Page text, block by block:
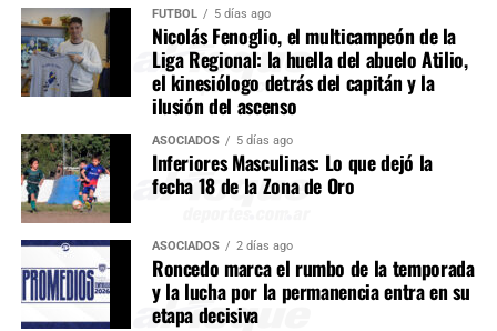
FÚTBOL 5 días ago
Nicolás Fenoglio, el multicampeón de la
Liga Regional: la huella del abuelo Atilio,
el kinesiólogo detrás del capitán y la
ilusión del ascenso
ASOCIADOS 5 días ago
Inferiores Masculinas: Lo que dejó la
fecha 18 de la Zona de Oro
ASOCIADOS 2 días ago
Roncedo marca el rumbo de la temporada
y la lucha por la permanencia entra en su
etapa decisiva